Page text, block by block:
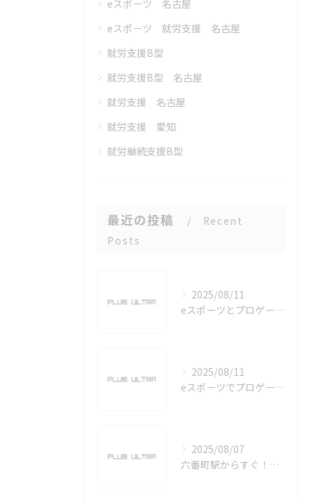
eスポーツ 名古屋
eスポーツ 就労支援 名古屋
就労支援B型
就労支援B型 名古屋
就労支援 名古屋
就労支援 愛知
就労継続支援B型
最近の投稿
Recent
Posts
2025/08/11
eスポーツとプロゲーマーを六番町駅で目指すための実践ガイド
2025/08/11
eスポーツでプロゲーマーを目指す愛知県名古屋市の最新キャリアガイド
2025/08/07
六番町駅からすぐ！名古屋のeスポーツ施設で快適なプレイ環境を確保